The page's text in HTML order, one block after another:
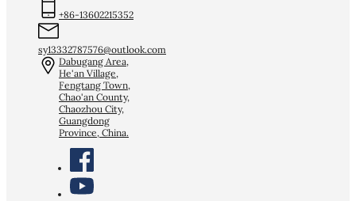
+86-13602215352
sy13332787576@outlook.com
Dabugang Area,
He'an Village,
Fengtang Town,
Chao'an County,
Chaozhou City,
Guangdong
Province, China.